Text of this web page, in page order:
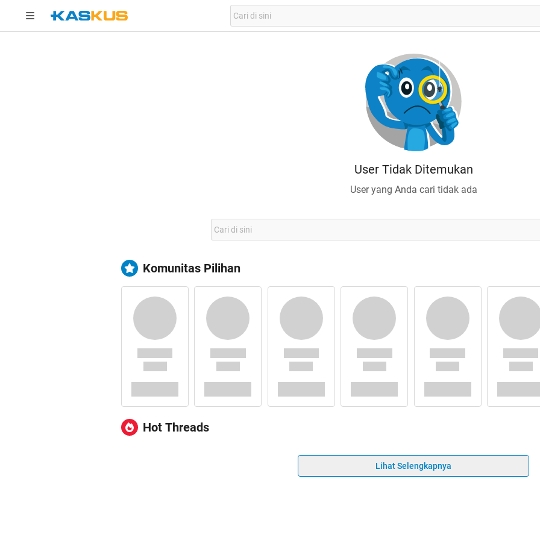
User Tidak Ditemukan
User yang Anda cari tidak ada
Komunitas Pilihan
Hot Threads
Lihat Selengkapnya